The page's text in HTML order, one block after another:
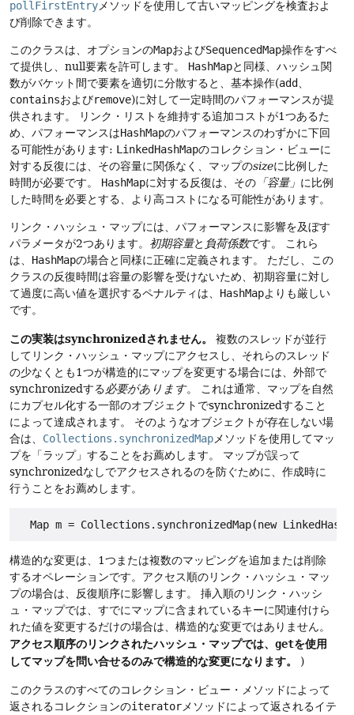
pollFirstEntry メソッドを使用して古いマッピングを検査およ
び削除できます。
このクラスは、オプションのMapおよびSequencedMap操作をすべ
て提供し、null要素を許可します。
HashMapと同様、ハッシュ関
数がバケット間で要素を適切に分散すると、基本操作(add
containsおよびremove)に対して一定時間のパフォーマンスが提
供されます。
リンク・リストを維持する追加コストが1つあるた
め、パフォーマンスはHashMapのパフォーマンスのわずかに下回
る可能性があります: LinkedHashMapのコレクション・ビューに
対する反復には、その容量に関係なく、マップのsizeに比例した
時間が必要です。
HashMapに対する反復は、その 「容量」 に比例
した時間を必要とする、より高コストになる可能性があります。
リンク・ハッシュ・マップには、パフォーマンスに影響を及ぼす
パラメータが2つあります。 初期容量と 負荷係数です。
これら
は、 HashMapの場合と同様に正確に定義されます。
ただし、この
クラスの反復時間は容量の影響を受けないため、初期容量に対し
て過度に高い値を選択するペナルティは、 HashMapよりも厳しい
です。
この実装はsynchronizedされません。
複数のスレッドが並行
してリンク・ハッシュ・マップにアクセスし、それらのスレッド
の少なくとも1つが構造的にマップを変更する場合には、外部で
synchronizedする必要があります。
これは通常、マップを自然
にカプセル化する一部のオブジェクトでsynchronizedすること
によって達成されます。
そのようなオブジェクトが存在しない場
合は、 Collections.synchronizedMap メソッドを使用してマッ
プを「ラップ」することをお薦めします。
マップが誤って
synchronizedなしでアクセスされるのを防ぐために、作成時に
行うことをお薦めします。
Map m = Collections.synchronizedMap(new
構造的な変更は、1つまたは複数のマッピングを追加または削除
するオペレーションです。アクセス順のリンク・ハッシュ・マッ
プの場合は、反復順序に影響します。
挿入順のリンク・ハッシ
ュ・マップでは、すでにマップに含まれているキーに関連付けら
れた値を変更するだけの場合は、構造的な変更ではありません。
アクセス順序のリンクされたハッシュ・マップでは、 getを使用
してマップを問い合せるのみで構造的な変更になります。
)
このクラスのすべてのコレクション・ビュー・メソッドによって
返されるコレクションのiterator メソッドによって返されるイテ